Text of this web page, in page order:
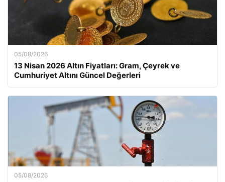
05/08/2026
13 Nisan 2026 Altın Fiyatları: Gram, Çeyrek ve
Cumhuriyet Altını Güncel Değerleri
05/08/2026